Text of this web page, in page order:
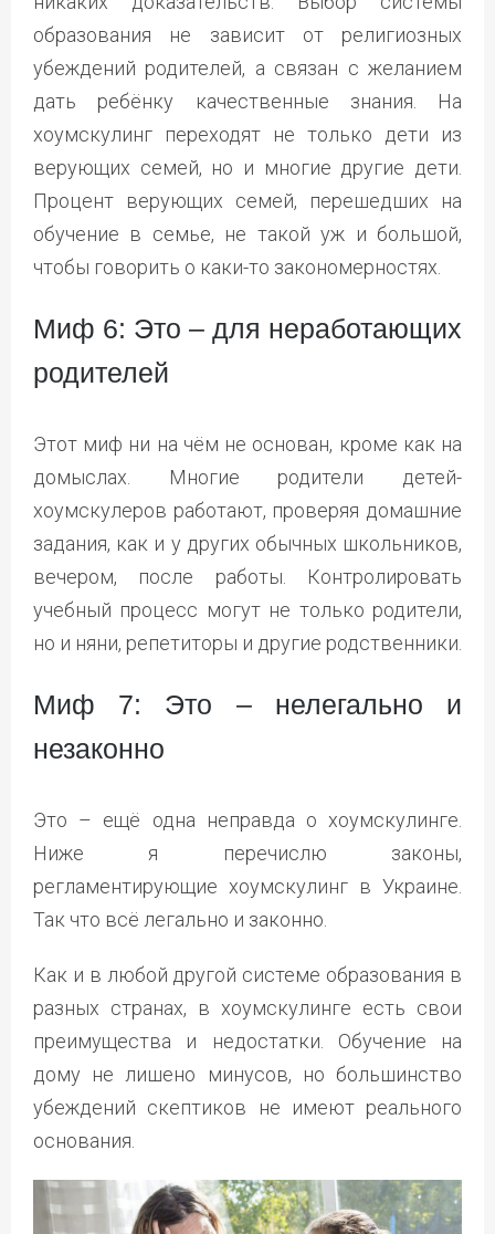
образования не зависит от религиозных
убеждений родителей, а связан с желанием
дать ребёнку качественные знания. На
хоумскулинг переходят не только дети из
верующих семей, но и многие другие дети.
Процент верующих семей, перешедших на
обучение в семье, не такой уж и большой,
чтобы говорить о каки-то закономерностях.
Миф 6: Это – для неработающих
родителей
Этот миф ни на чём не основан, кроме как на
домыслах. Многие родители детей-
хоумскулеров работают, проверяя домашние
задания, как и у других обычных школьников,
вечером, после работы. Контролировать
учебный процесс могут не только родители,
но и няни, репетиторы и другие родственники.
Миф 7: Это – нелегально и
незаконно
Это – ещё одна неправда о хоумскулинге.
Ниже я перечислю законы,
регламентирующие хоумскулинг в Украине.
Так что всё легально и законно.
Как и в любой другой системе образования в
разных странах, в хоумскулинге есть свои
преимущества и недостатки. Обучение на
дому не лишено минусов, но большинство
убеждений скептиков не имеют реального
основания.